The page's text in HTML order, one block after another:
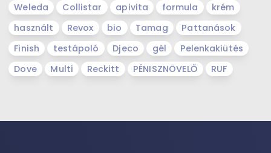
Weleda Collistar apivita formula
krém
használt
Revox bio Tamag
Pattanások
Finish
testápoló Djeco gél
Pelenkakiütés
Dove
Multi Reckitt PÉNISZNÖVELŐ RUF